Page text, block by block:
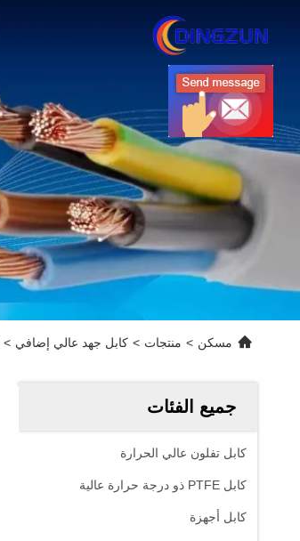
مسكن > منتجات > كابل جهد عالي إضافي >
جميع الفئات
كابل تفلون عالي الحرارة
كابل PTFE ذو درجة حرارة عالية
كابل أجهزة